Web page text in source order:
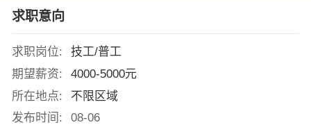
求职意向
求职岗位:
技工/普工
期望薪资:
4000-5000元
所在地点:
不限区域
发布时间:
08-06